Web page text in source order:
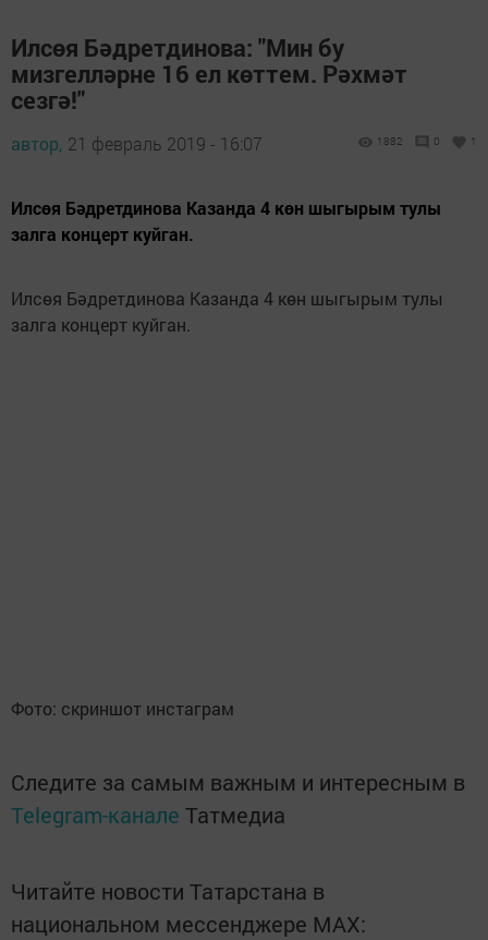
Илсөя Бәдретдинова: "Мин бу
мизгелләрне 16 ел көттем. Рәхмәт
сезгә!"
автор, 21 февраль 2019 - 16:07 1882 0 1
Илсөя Бәдретдинова Казанда 4 көн шыгырым тулы
залга концерт куйган.
Илсөя Бәдретдинова Казанда 4 көн шыгырым тулы
залга концерт куйган.
Фото: скриншот инстаграм
Следите за самым важным и интересным в
Telegram-канале Татмедиа
Читайте новости Татарстана в
национальном мессенджере MАХ: